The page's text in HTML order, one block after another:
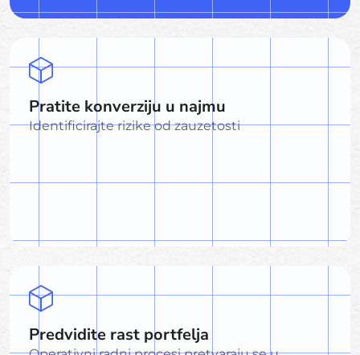
Pratite konverziju u najmu
Identificirajte rizike od zauzetosti
Predvidite rast portfelja